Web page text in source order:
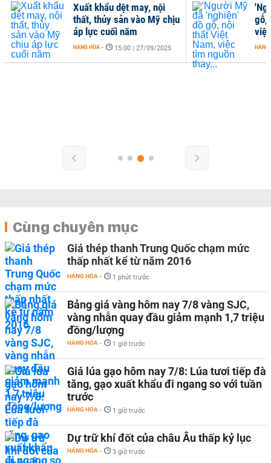
gỗ,
HÀNG
Xuất khẩu dệt may, nội
thất, thủy sản vào Mỹ chịu
áp lực cuối năm
HÀNG HÓA - 15:00 | 27/09/2025
Cùng chuyên mục
Giá thép thanh Trung Quốc chạm mức
thấp nhất kể từ năm 2016
HÀNG HÓA - 1 phút trước
Bảng giá vàng hôm nay 7/8 vàng SJC,
vàng nhẫn quay đầu giảm mạnh 1,7 triệu
đồng/lượng
HÀNG HÓA - 1 giờ trước
Giá lúa gạo hôm nay 7/8: Lúa tươi tiếp đà
tăng, gạo xuất khẩu đi ngang so với tuần
trước
HÀNG HÓA - 1 giờ trước
Dự trữ khí đốt của châu Âu thấp kỷ lục
HÀNG HÓA - 3 giờ trước